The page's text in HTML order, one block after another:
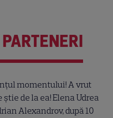
momentului! A vrut
știe de la ea! Elena Udrea
Alexandrov, după 10